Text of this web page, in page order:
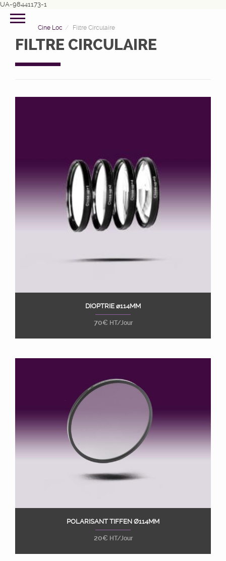
UA-98441173-1
Cine Loc Filtre Circulaire
FILTRE CIRCULAIRE
Ajouter au panier
DIOPTRIE ⌀114MM
70€ HT/Jour
Ajouter au panier
POLARISANT TIFFEN Ø114MM
20€ HT/Jour